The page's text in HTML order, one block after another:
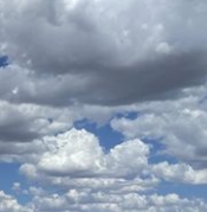
sostenible
SEYCHELLES
GUINEA ECUATORIAL